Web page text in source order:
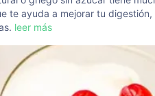
te ayuda a mejorar tu
leer más